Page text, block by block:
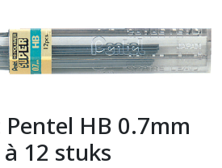
HB 0.7mm
12 stuks